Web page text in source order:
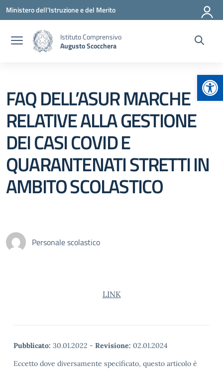
Vai ai contenuti
Vai al menu di navigazione
Vai al footer
Ministero dell'Istruzione e del Merito
Istituto Comprensivo
Augusto Scocchera
FAQ DELL’ASUR MARCHE
RELATIVE ALLA GESTIONE
DEI CASI COVID E
QUARANTENATI STRETTI IN
AMBITO SCOLASTICO
Personale scolastico
LINK
Pubblicato: 30.01.2022 - Revisione: 02.01.2024
Eccetto dove diversamente specificato, questo articolo è